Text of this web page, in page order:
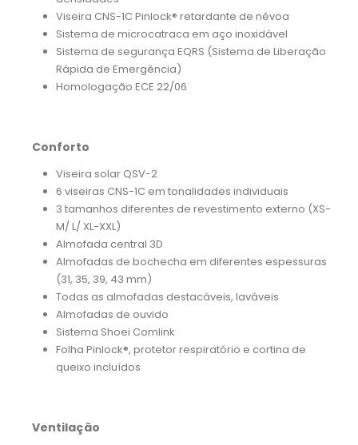
Viseira CNS-1C Pinlock® retardante de névoa
Sistema de microcatraca em aço inoxidável
Sistema de segurança EQRS (Sistema de Liberação
Rápida de Emergência)
Homologação ECE 22/06
Conforto
Viseira solar QSV-2
6 viseiras CNS-1C em tonalidades individuais
3 tamanhos diferentes de revestimento externo (XS-
M/ L/ XL-XXL)
Almofada central 3D
Almofadas de bochecha em diferentes espessuras
(31, 35, 39, 43 mm)
Todas as almofadas destacáveis, laváveis
Almofadas de ouvido
Sistema Shoei Comlink
Folha Pinlock®, protetor respiratório e cortina de
queixo incluídos
Ventilação